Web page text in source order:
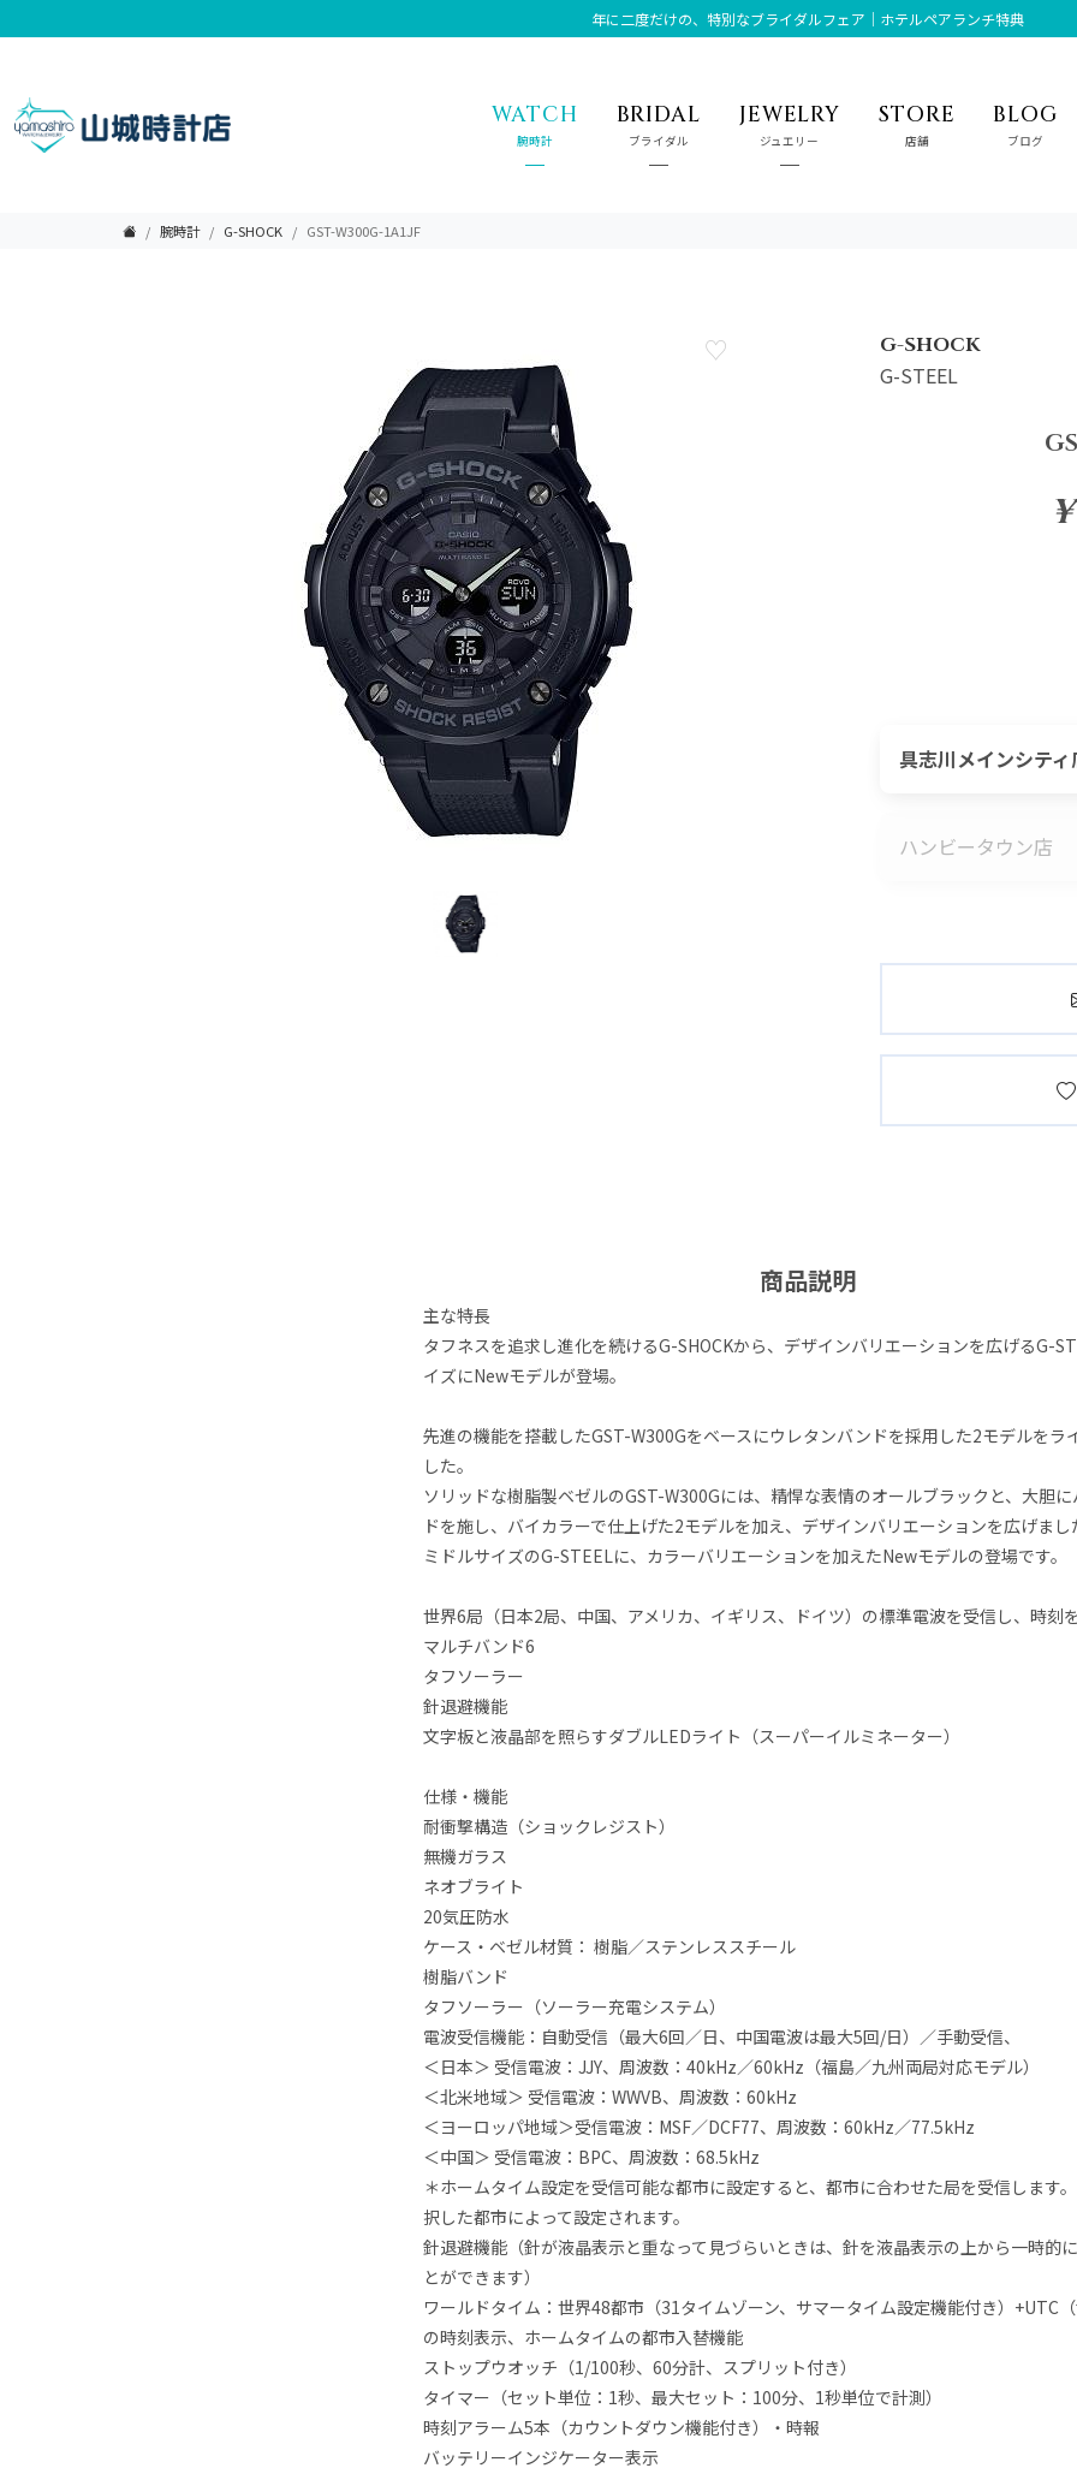
年に二度だけの、特別なブライダルフェア｜ホテルペアランチ特典
WATCH
腕時計
BRIDAL
ブライダル
JEWELRY
ジュエリー
STORE
店舗
BLOG
ブログ
腕時計 G-SHOCK GST-W300G-1A1JF
G-SHOCK
G-STEEL
具志川メインシティ
ハンビータウン店
商品説明
主な特長
タフネスを追求し進化を続けるG-SHOCKから、デザインバリエーションを広げるG-
イズにNewモデルが登場。
先進の機能を搭載したGST-W300Gをベースにウレタンバンドを採用した2モデルをラ
した。
ソリッドな樹脂製ベゼルのGST-W300Gには、精悍な表情のオールブラックと、大胆
ドを施し、バイカラーで仕上げた2モデルを加え、デザインバリエーションを広げまし
ミドルサイズのG-STEELに、カラーバリエーションを加えたNewモデルの登場です。
世界6局（日本2局、中国、アメリカ、イギリス、ドイツ）の標準電波を受信し、時刻
マルチバンド6
タフソーラー
針退避機能
文字板と液晶部を照らすダブルLEDライト（スーパーイルミネーター）
仕様・機能
耐衝撃構造（ショックレジスト）
無機ガラス
ネオブライト
20気圧防水
ケース・ベゼル材質： 樹脂／ステンレススチール
樹脂バンド
タフソーラー（ソーラー充電システム）
電波受信機能：自動受信（最大6回／日、中国電波は最大5回/日）／手動受信、
＜日本＞ 受信電波：JJY、周波数：40kHz／60kHz（福島／九州両局対応モデル）
＜北米地域＞ 受信電波：WWVB、周波数：60kHz
＜ヨーロッパ地域＞受信電波：MSF／DCF77、周波数：60kHz／77.5kHz
＜中国＞ 受信電波：BPC、周波数：68.5kHz
＊ホームタイム設定を受信可能な都市に設定すると、都市に合わせた局を受信します
択した都市によって設定されます。
針退避機能（針が液晶表示と重なって見づらいときは、針を液晶表示の上から一時的
とができます）
ワールドタイム：世界48都市（31タイムゾーン、サマータイム設定機能付き）+UTC（
の時刻表示、ホームタイムの都市入替機能
ストップウオッチ（1/100秒、60分計、スプリット付き）
タイマー（セット単位：1秒、最大セット：100分、1秒単位で計測）
時刻アラーム5本（カウントダウン機能付き）・時報
バッテリーインジケーター表示